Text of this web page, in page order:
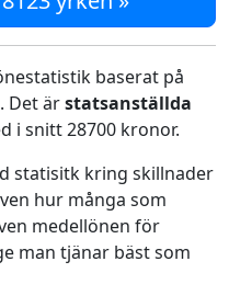
baserat på
Det ärstatsanställda
i snitt 28700 kronor.
statisitk kring skillnader
hur många som
medellönen för
man tjänar bäst som